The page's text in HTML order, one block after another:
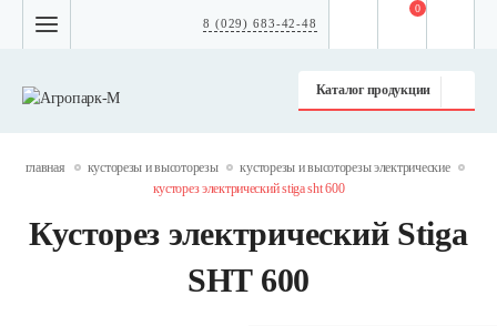
8 (029) 683-42-48
Каталог продукции
0
главная кусторезы и высоторезы
кусторезы и высоторезы электрические
кусторез электрический stiga sht 600
Кусторез электрический Stiga
SHT 600